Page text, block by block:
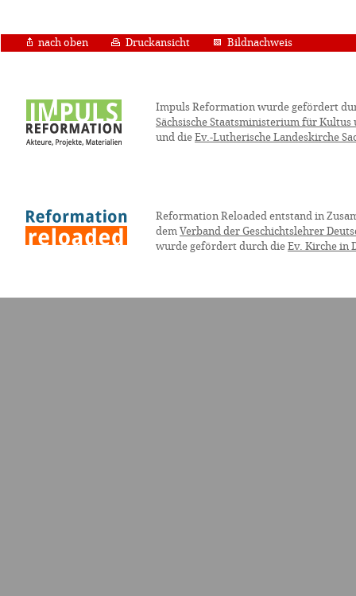
nach oben Druckansicht Bildnachweis
Impuls Reformation wurde gefördert
Sächsische Staatsministerium für Kultus
und die Ev.-Lutherische Landeskirche
Reformation Reloaded entstand in
dem Verband der Geschichtslehrer
wurde gefördert durch die Ev. Kirche in